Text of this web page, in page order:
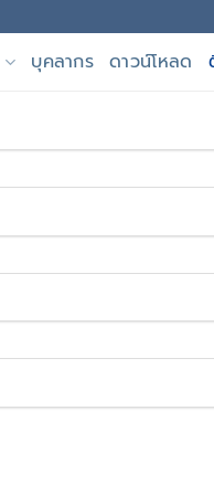
บุคลากร ดาวน์โหลด